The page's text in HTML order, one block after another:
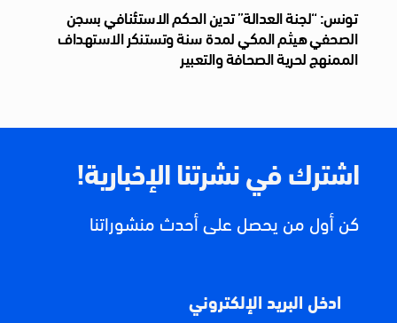
تونس: “لجنة العدالة” تدين الحكم الاستئنافي بسجن
الصحفي هيثم المكي لمدة سنة وتستنكر الاستهداف
الممنهج لحرية الصحافة والتعبير
اشترك في نشرتنا الإخبارية!
كن أول من يحصل على أحدث منشوراتنا
ادخل البريد الإلكتروني